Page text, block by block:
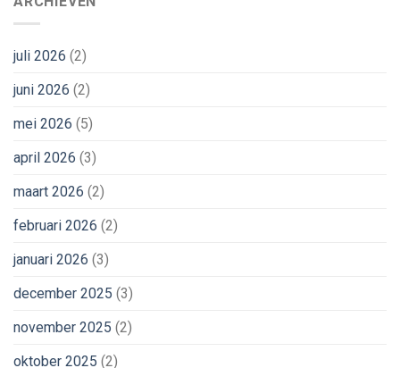
juli 2026 (2)
juni 2026 (2)
mei 2026 (5)
april 2026 (3)
maart 2026 (2)
februari 2026 (2)
januari 2026 (3)
december 2025 (3)
november 2025 (2)
oktober 2025 (2)